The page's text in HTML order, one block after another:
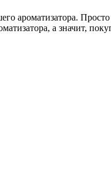
ароматизатора.
а значит,